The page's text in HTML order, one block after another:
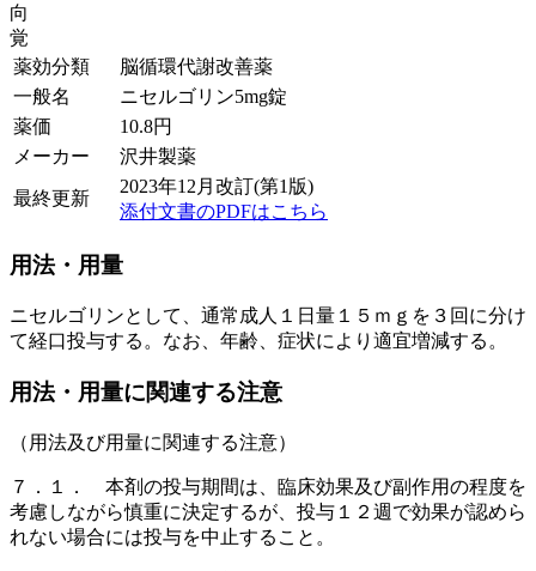
向
覚
薬効分類
脳循環代謝改善薬
一般名
ニセルゴリン5mg錠
薬価
10.8円
メーカー
沢井製薬
最終更新
2023年12月改訂(第1版)
添付文書のPDFはこちら
用法・用量
ニセルゴリンとして、通常成人１日量１５ｍｇを３回に分け
て経口投与する。なお、年齢、症状により適宜増減する。
用法・用量に関連する注意
（用法及び用量に関連する注意）
７．１． 本剤の投与期間は、臨床効果及び副作用の程度を
考慮しながら慎重に決定するが、投与１２週で効果が認めら
れない場合には投与を中止すること。